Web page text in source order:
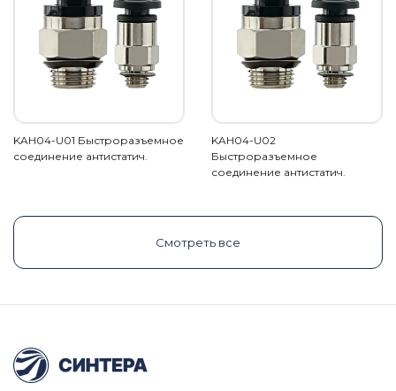
KAH04-U01 Быстроразъемное
соединение антистатич.
KAH04-U02
Быстроразъемное
соединение антистатич.
Смотреть все